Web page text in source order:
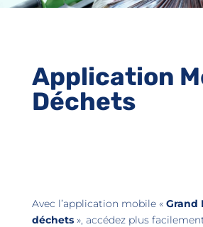
Application
Déchets
Avec l’application mobile « Grand
déchets », accédez plus